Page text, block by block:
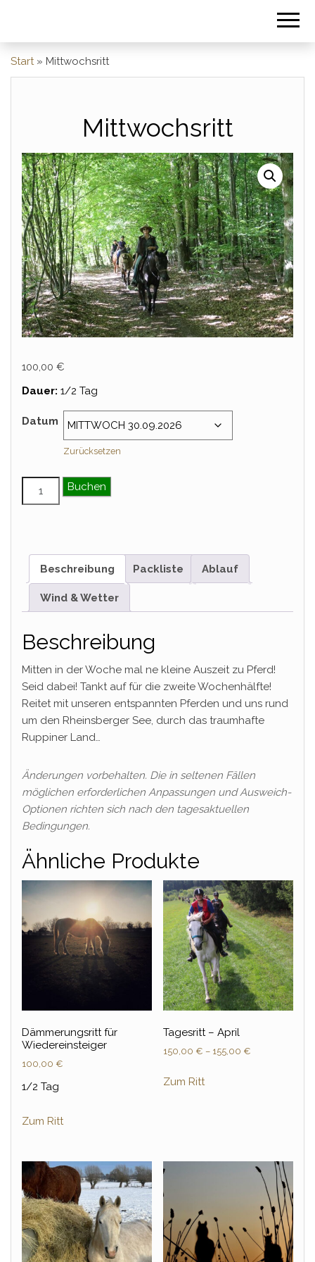
Start» Mittwochsritt
Mittwochsritt
100,00 €
Dauer: 1/2 Tag
Datum
Zurücksetzen
Mittwochsritt Menge
Buchen
Beschreibung Packliste Ablauf
Wind & Wetter
Beschreibung
Mitten in der Woche mal ne kleine Auszeit zu Pferd!
Seid dabei! Tankt auf für die zweite Wochenhälfte!
Reitet mit unseren entspannten Pferden und uns rund
um den Rheinsberger See, durch das traumhafte
Ruppiner Land…
Änderungen vorbehalten. Die in seltenen Fällen
möglichen erforderlichen Anpassungen und Ausweich-
Optionen richten sich nach den tagesaktuellen
Bedingungen.
Ähnliche Produkte
Dämmerungsritt für
Wiedereinsteiger
100,00 €
1/2 Tag
Zum Ritt
Tagesritt – April
150,00 € – 155,00 €
Zum Ritt